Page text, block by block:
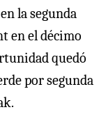
la segunda
en el décimo
quedó
por segunda